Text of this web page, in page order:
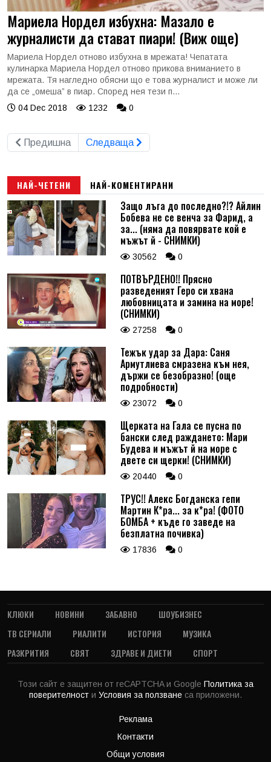
Мариела Нордел избухна: Мазало е
журналисти да стават пиари! (Виж още)
Мариела Нордел отново избухна в мрежата! Чепатата
кулинарка Мариела Нордел отново прикова вниманието в
мрежата. Тя нагледно обясни що е това журналист и може ли
да се „омеша” в пиар. Според нея тези п...
04 Dec 2018
1232 0
Предишна Следваща
НАЙ-ЧЕТЕНИ НАЙ-КОМЕНТИРАНИ
Защо лъга до последно?!? Айлин
Бобева не се венча за Фарид, а
за... (няма да повярвате кой е
мъжът й - СНИМКИ)
30562 0
ПОТВЪРДЕНО!! Прясно
разведеният Геро си хвана
любовницата и замина на море!
(СНИМКИ)
27258 0
Тежък удар за Дара: Саня
Армутлиева смразена към нея,
държи се безобразно! (още
подробности)
23072 0
Щерката на Гала се пусна по
бански след раждането: Мари
Будева и мъжът й на море с
двете си щерки! (СНИМКИ)
20440 0
ТРУС!! Алекс Богданска гепи
Мартин К*ра... за к*ра! (ФОТО
БОМБА + къде го заведе на
безплатна почивка)
17836 0
КЛЮКИ НОВИНИ ЗАБАВНО
ШОУБИЗНЕС
ТВ СЕРИАЛИ
РИАЛИТИ ИСТОРИЯ
МУЗИКА
РАЗКРИТИЯ
СВЯТ ЗДРАВЕ И ДИЕТИ СПОРТ
Този сайт е защитен от reCAPTCHA и Google Политика за
поверителност и Условия за ползване са приложени.
Реклама
Контакти
Общи условия